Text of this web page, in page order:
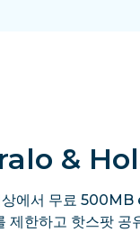
&
에서 무료
한하고 핫스팟 공